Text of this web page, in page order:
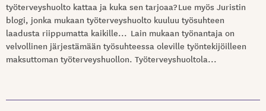
työterveyshuolto kattaa ja kuka sen tarjoaa? Lue myös Juristin
blogi, jonka mukaan työterveyshuolto kuuluu työsuhteen
laadusta riippumatta kaikille... Lain mukaan työnantaja on
velvollinen järjestämään työsuhteessa oleville työntekijöilleen
maksuttoman työterveyshuollon. Työterveyshuoltola...